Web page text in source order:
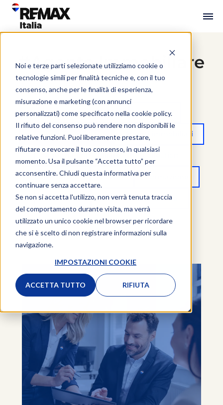
Noi e terze parti selezionate utilizziamo cookie o
tecnologie simili per finalità tecniche e, con il tuo
consenso, anche per le finalità di esperienza,
misurazione e marketing (con annunci
personalizzati) come specificato nella cookie policy.
Il rifiuto del consenso può rendere non disponibili le
relative funzioni. Puoi liberamente prestare,
rifiutare o revocare il tuo consenso, in qualsiasi
momento. Usa il pulsante “Accetta tutto” per
acconsentire. Chiudi questa informativa per
continuare senza accettare.
Se non si accetta l'utilizzo, non verrà tenuta traccia
del comportamento durante visita, ma verrà
utilizzato un unico cookie nel browser per ricordare
che si è scelto di non registrare informazioni sulla
navigazione.
IMPOSTAZIONI COOKIE
ACCETTA TUTTO RIFIUTA
#Agente Immobiliare
Tutte le categorie Podcast
Agente Immobiliare Agenti immobiliari
Commercial Eventi Formazione
Interviste Mercato immobiliare